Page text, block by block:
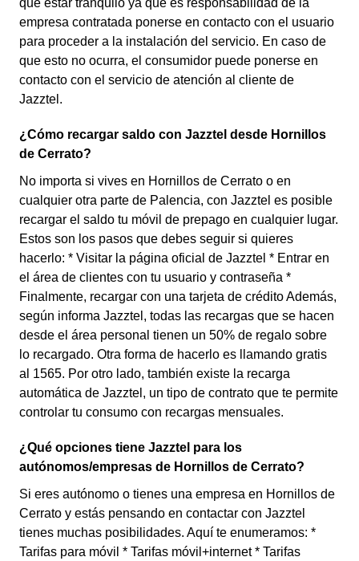
que estar tranquilo ya que es responsabilidad de la
empresa contratada ponerse en contacto con el usuario
para proceder a la instalación del servicio. En caso de
que esto no ocurra, el consumidor puede ponerse en
contacto con el servicio de atención al cliente de
Jazztel.
¿Cómo recargar saldo con Jazztel desde Hornillos
de Cerrato?
No importa si vives en Hornillos de Cerrato o en
cualquier otra parte de Palencia, con Jazztel es posible
recargar el saldo tu móvil de prepago en cualquier lugar.
Estos son los pasos que debes seguir si quieres
hacerlo: * Visitar la página oficial de Jazztel * Entrar en
el área de clientes con tu usuario y contraseña *
Finalmente, recargar con una tarjeta de crédito Además,
según informa Jazztel, todas las recargas que se hacen
desde el área personal tienen un 50% de regalo sobre
lo recargado. Otra forma de hacerlo es llamando gratis
al 1565. Por otro lado, también existe la recarga
automática de Jazztel, un tipo de contrato que te permite
controlar tu consumo con recargas mensuales.
¿Qué opciones tiene Jazztel para los
autónomos/empresas de Hornillos de Cerrato?
Si eres autónomo o tienes una empresa en Hornillos de
Cerrato y estás pensando en contactar con Jazztel
tienes muchas posibilidades. Aquí te enumeramos: *
Tarifas para móvil * Tarifas móvil+internet * Tarifas